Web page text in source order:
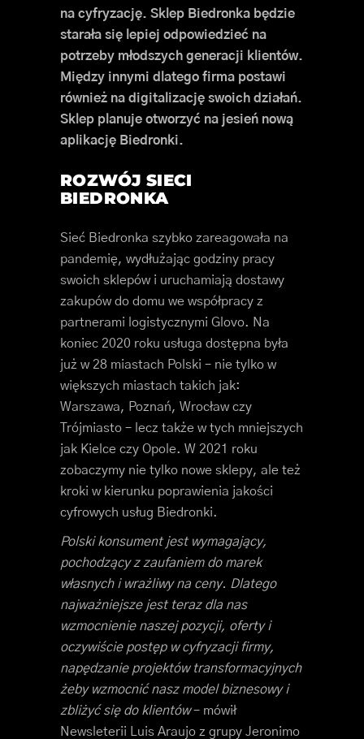
na cyfryzację. Sklep Biedronka będzie
starała się lepiej odpowiedzieć na
potrzeby młodszych generacji klientów.
Między innymi dlatego firma postawi
również na digitalizację swoich działań.
Sklep planuje otworzyć na jesień nową
aplikację Biedronki.
ROZWÓJ SIECI
BIEDRONKA
Sieć Biedronka szybko zareagowała na
pandemię, wydłużając godziny pracy
swoich sklepów i uruchamiają dostawy
zakupów do domu we współpracy z
partnerami logistycznymi Glovo. Na
koniec 2020 roku usługa dostępna była
już w 28 miastach Polski – nie tylko w
większych miastach takich jak:
Warszawa, Poznań, Wrocław czy
Trójmiasto – lecz także w tych mniejszych
jak Kielce czy Opole. W 2021 roku
zobaczymy nie tylko nowe sklepy, ale też
kroki w kierunku poprawienia jakości
cyfrowych usług Biedronki.
Polski konsument jest wymagający,
pochodzący z zaufaniem do marek
własnych i wrażliwy na ceny. Dlatego
najważniejsze jest teraz dla nas
wzmocnienie naszej pozycji, oferty i
oczywiście postęp w cyfryzacji firmy,
napędzanie projektów transformacyjnych
żeby wzmocnić nasz model biznesowy i
zbliżyć się do klientów– mówił
Newsleterii Luis Araujo z grupy Jeronimo